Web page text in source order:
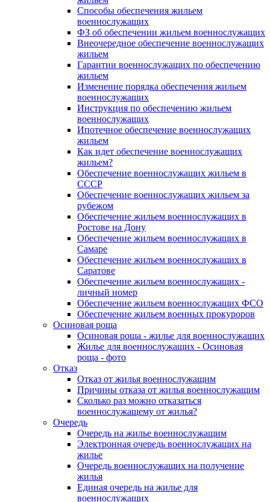
Способы обеспечения жильем
военнослужащих
ФЗ об обеспечении жильем военнослужащих
Внеочередное обеспечение военнослужащих
жильем
Гарантии военнослужащих по обеспечению
жильем
Изменение порядка обеспечения жильем
военнослужащих
Инструкция по обеспечению жильем
военнослужащих
Ипотечное обеспечение военнослужащих
жильем
Как идет обеспечение военнослужащих
жильем?
Обеспечение военнослужащих жильем в
СССР
Обеспечение военнослужащих жильем за
рубежом
Обеспечение жильем военнослужащих в
Ростове на Дону
Обеспечение жильем военнослужащих в
Самаре
Обеспечение жильем военнослужащих в
Саратове
Обеспечение жильем военнослужащих -
личный номер
Обеспечение жильем военнослужащих ФСО
Обеспечение жильем военных прокуроров
Осиновая роща
Осиновая роща - жилье для военнослужащих
Жилье для военнослужащих - Осиновая
роща - фото
Отказ
Отказ от жилья военнослужащим
Причины отказа от жилья военнослужащим
Сколько раз можно отказаться
военнослужащему от жилья?
Очередь
Очередь на жилье военнослужащим
Электронная очередь военнослужащих на
жилье
Очередь военнослужащих на получение
жилья
Единая очередь на жилье для
военнослужащих